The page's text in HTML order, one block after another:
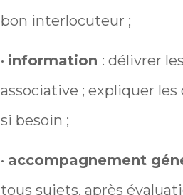
bon interlocuteur ;
• information : délivrer
associative ; expliquer
si besoin ;
• accompagnement
tous sujets, après